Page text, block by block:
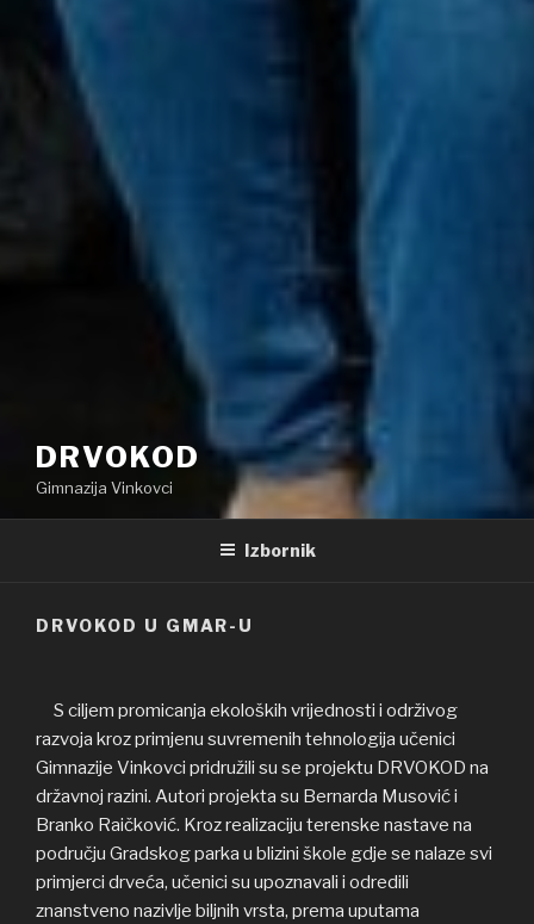
DRVOKOD
Gimnazija Vinkovci
Izbornik
DRVOKOD U GMAR-U
S ciljem promicanja ekoloških vrijednosti i održivog
razvoja kroz primjenu suvremenih tehnologija učenici
Gimnazije Vinkovci pridružili su se projektu DRVOKOD na
državnoj razini. Autori projekta su Bernarda Musović i
Branko Raičković. Kroz realizaciju terenske nastave na
području Gradskog parka u blizini škole gdje se nalaze svi
primjerci drveća, učenici su upoznavali i odredili
znanstveno nazivlje biljnih vrsta, prema uputama